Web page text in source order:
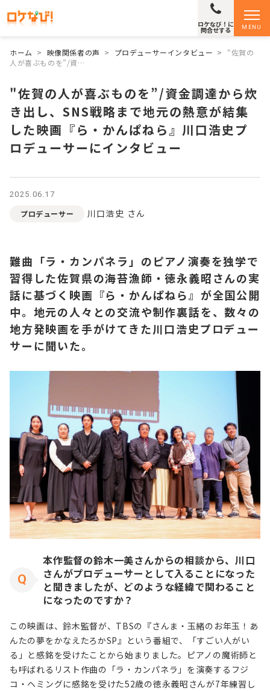
MENU
ロケなび！に
問合せする
ホーム > 映像関係者の声 > プロデューサーインタビュー >
“佐賀の
人が喜ぶものを”/資…
"佐賀の人が喜ぶものを”/資金調達から炊
き出し、SNS戦略まで地元の熱意が結集
した映画『ら・かんぱねら』川口浩史プ
ロデューサーにインタビュー
2025.06.17
プロデューサー 川口浩史 さん
難曲「ラ・カンパネラ」のピアノ演奏を独学で
習得した佐賀県の海苔漁師・徳永義昭さんの実
話に基づく映画『ら・かんぱねら』が全国公開
中。地元の人々との交流や制作裏話を、数々の
地方発映画を手がけてきた川口浩史プロデュー
サーに聞いた。
本作監督の鈴木一美さんからの相談から、川口
さんがプロデューサーとして入ることになった
と聞きましたが、どのような経緯で関わること
になったのですか？
この映画は、鈴木監督が、TBSの『さんま・玉緒のお年玉！あ
んたの夢をかなえたろかSP』という番組で、「すごい人がい
る」と感銘を受けたことから始まりました。ピアノの魔術師と
も呼ばれるリスト作曲の「ラ・カンパネラ」を演奏するフジ
コ・ヘミングに感銘を受けた52歳の徳永義昭さんが7年練習し